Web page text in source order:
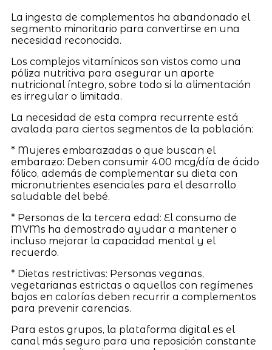
La ingesta de complementos ha abandonado el
segmento minoritario para convertirse en una
necesidad reconocida.
Los complejos vitamínicos son vistos como una
póliza nutritiva para asegurar un aporte
nutricional íntegro, sobre todo si la alimentación
es irregular o limitada.
La necesidad de esta compra recurrente está
avalada para ciertos segmentos de la población:
* Mujeres embarazadas o que buscan el
embarazo: Deben consumir 400 mcg/día de ácido
fólico, además de complementar su dieta con
micronutrientes esenciales para el desarrollo
saludable del bebé.
* Personas de la tercera edad: El consumo de
MVMs ha demostrado ayudar a mantener o
incluso mejorar la capacidad mental y el
recuerdo.
* Dietas restrictivas: Personas veganas,
vegetarianas estrictas o aquellos con regímenes
bajos en calorías deben recurrir a complementos
para prevenir carencias.
Para estos grupos, la plataforma digital es el
canal más seguro para una reposición constante